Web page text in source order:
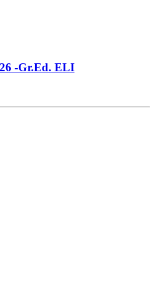
-Gr.Ed. ELI